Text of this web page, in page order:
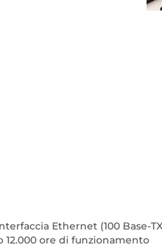
Ethernet (100 Base-
ore di funzionamento